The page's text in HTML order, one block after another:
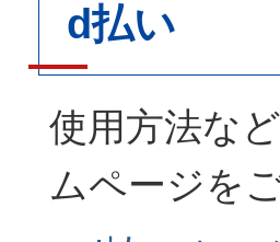
d払い
使用方法な
ムページを